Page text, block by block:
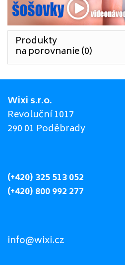
Produkty
na porovnanie (0)
Wixi s.r.o.
Revoluční 1017
290 01 Poděbrady
(+420) 325 513 052
(+420) 800 992 277
info@wixi.cz